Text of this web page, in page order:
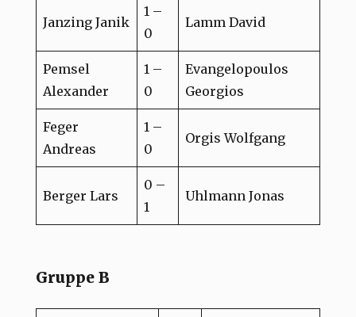
Janzing Janik
1 –
0
Lamm David
Pemsel
Alexander
1 –
0
Evangelopoulos
Georgios
Feger
Andreas
1 –
0
Orgis Wolfgang
Berger Lars
0 –
1
Uhlmann Jonas
Gruppe B